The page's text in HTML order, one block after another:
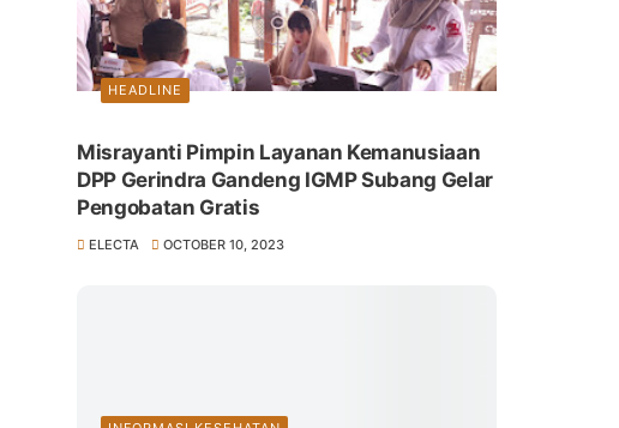
HEADLINE
Misrayanti Pimpin Layanan Kemanusiaan
DPP Gerindra Gandeng IGMP Subang Gelar
Pengobatan Gratis
ELECTA OCTOBER 10, 2023